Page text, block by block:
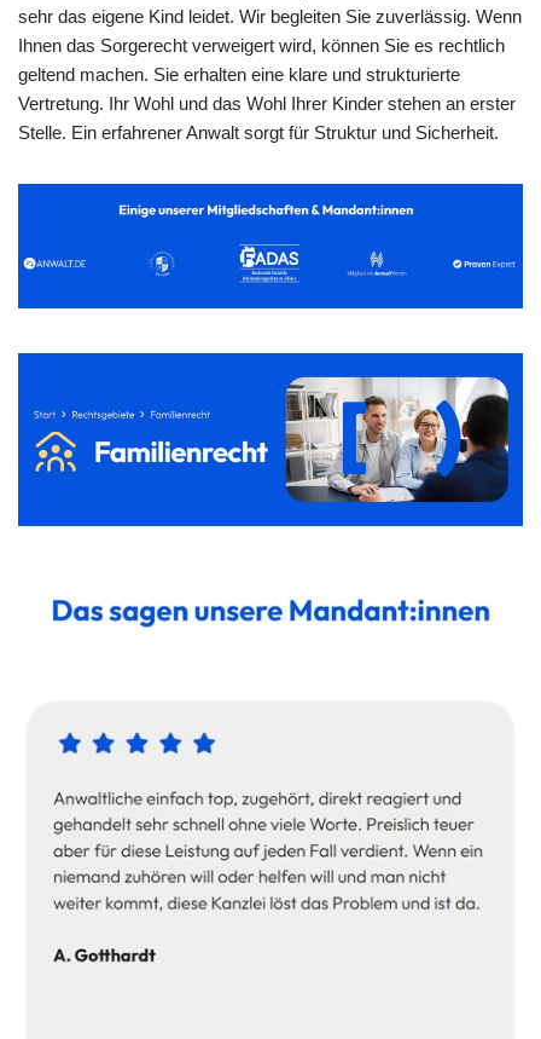
sehr das eigene Kind leidet. Wir begleiten Sie zuverlässig. Wenn
Ihnen das Sorgerecht verweigert wird, können Sie es rechtlich
geltend machen. Sie erhalten eine klare und strukturierte
Vertretung. Ihr Wohl und das Wohl Ihrer Kinder stehen an erster
Stelle. Ein erfahrener Anwalt sorgt für Struktur und Sicherheit.